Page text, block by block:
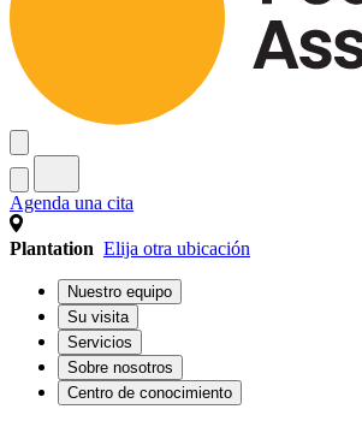
Agenda una cita
Plantation Elija otra ubicación
Nuestro equipo
Su visita
Servicios
Sobre nosotros
Centro de conocimiento